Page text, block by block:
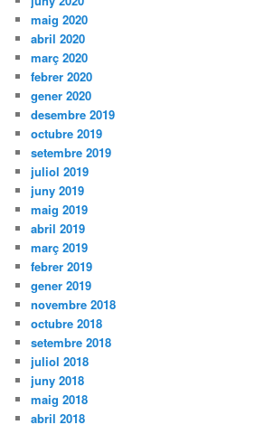
maig 2020
abril 2020
març 2020
febrer 2020
gener 2020
desembre 2019
octubre 2019
setembre 2019
juliol 2019
juny 2019
maig 2019
abril 2019
març 2019
febrer 2019
gener 2019
novembre 2018
octubre 2018
setembre 2018
juliol 2018
juny 2018
maig 2018
abril 2018